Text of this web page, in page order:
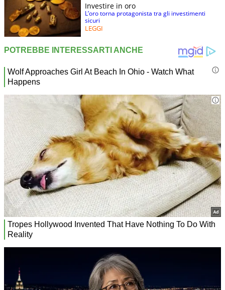
Investire in oro
L’oro torna protagonista tra gli investimenti
sicuri
LEGGI